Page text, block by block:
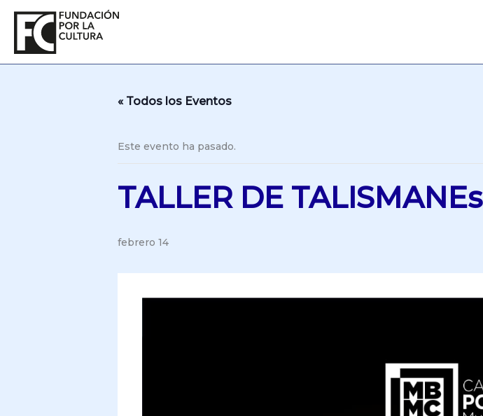
contenido
« Todos los Eventos
Este evento ha pasado.
TALLER DE TALISMANEs
febrero 14